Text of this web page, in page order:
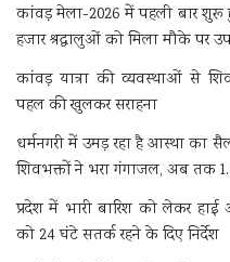
कांवड़ मेला-2026 में पहली बार शुरू
हजार श्रद्धालुओं को मिला मौके पर
कांवड़ यात्रा की व्यवस्थाओं से
पहल की खुलकर सराहना
धर्मनगरी में उमड़ रहा है आस्था का
शिवभक्तों ने भरा गंगाजल, अब तक
प्रदेश में भारी बारिश को लेकर
को 24 घंटे सतर्क रहने के दिए निर्देश